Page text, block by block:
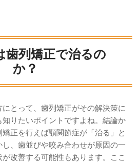
歯列矯正で治るの
か？
とって、歯列矯正がその解決策に
りたいポイントですよね。結論か
正を行えば顎関節症が「治る」と
、歯並びや咬み合わせが原因の一
改善する可能性もあります。ここ